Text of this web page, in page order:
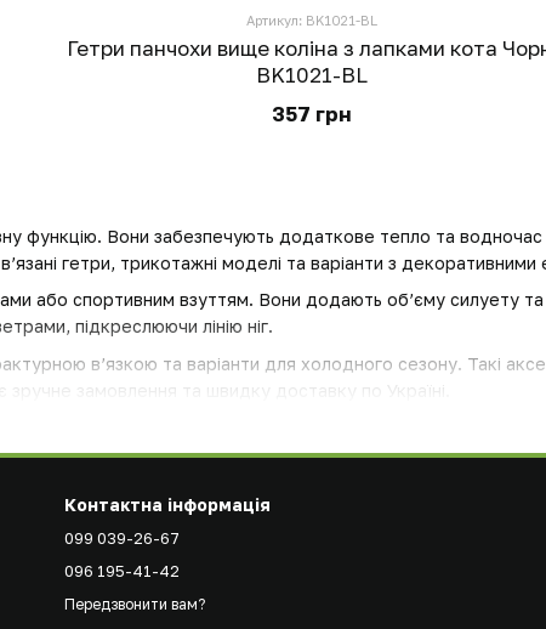
функцію. Вони забезпечують додаткове тепло та
гетри, трикотажні моделі та варіанти з
або спортивним взуттям. Вони додають об’єму силуету
підкреслюючи лінію ніг.
в’язкою та варіанти для холодного сезону. Такі
замовлення та швидку доставку по Україні.
Артикул: BK1021-BL
Гетри панчохи вище коліна з лапками кота
BK1021-BL
357 грн
Контактна інформація
099 039-26-67
096 195-41-42
Передзвонити вам?